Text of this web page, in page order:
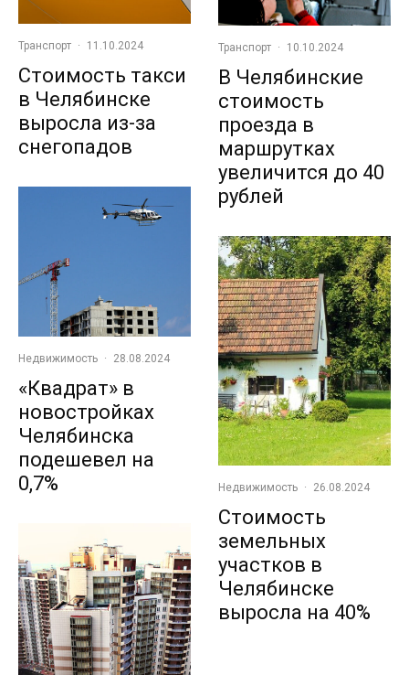
Транспорт · 11.10.2024
Стоимость такси
в Челябинске
выросла из-за
снегопадов
Недвижимость · 28.08.2024
«Квадрат» в
новостройках
Челябинска
подешевел на
0,7%
Транспорт · 10.10.2024
В Челябинские
стоимость
проезда в
маршрутках
увеличится до 40
рублей
Недвижимость · 26.08.2024
Стоимость
земельных
участков в
Челябинске
выросла на 40%